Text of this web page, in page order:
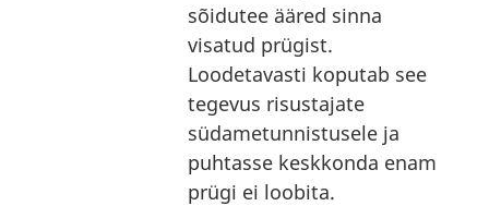
sõidutee ääred sinna
visatud prügist.
Loodetavasti koputab see
tegevus risustajate
südametunnistusele ja
puhtasse keskkonda enam
prügi ei loobita.